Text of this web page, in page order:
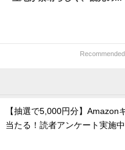
【抽選で5,000円分】Amazon
当たる！読者アンケート実施中